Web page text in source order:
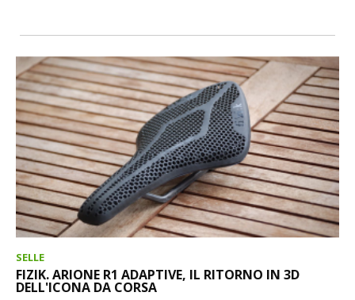
SELLE
FIZIK. ARIONE R1 ADAPTIVE, IL RITORNO IN 3D
DELL'ICONA DA CORSA